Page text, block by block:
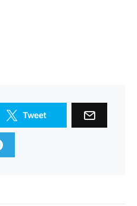
Tweet